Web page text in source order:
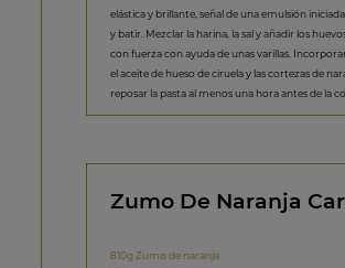
elástica y brillante, señal de una emulsión
y batir. Mezclar la harina, la sal y añadir los
con fuerza con ayuda de unas varillas.
el aceite de hueso de ciruela y las cortezas de
reposar la pasta al menos una hora antes de la
Zumo De Naranja
810g Zumo de naranja